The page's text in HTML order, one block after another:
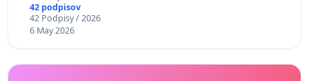
42 podpisov
42 Podpisy / 2026
6 May 2026